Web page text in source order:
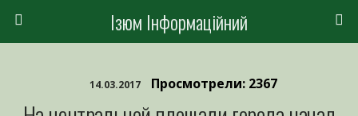
Ізюм Інформаційний
14.03.2017 Просмотрели: 2367